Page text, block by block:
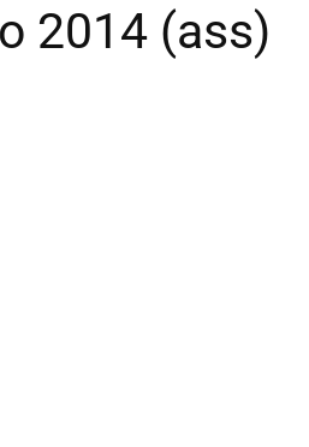
2014 (ass)